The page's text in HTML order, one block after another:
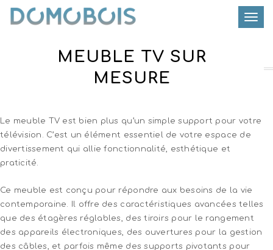
MEUBLE TV SUR
MESURE
Le meuble TV est bien plus qu’un simple support pour votre
télévision. C’est un élément essentiel de votre espace de
divertissement qui allie fonctionnalité, esthétique et
praticité.
Ce meuble est conçu pour répondre aux besoins de la vie
contemporaine. Il offre des caractéristiques avancées telles
que des étagères réglables, des tiroirs pour le rangement
des appareils électroniques, des ouvertures pour la gestion
des câbles, et parfois même des supports pivotants pour